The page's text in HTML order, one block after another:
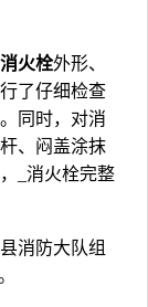
消火栓外形、
了仔细检查
同时，对消
、闷盖涂抹
_消火栓完整
消防大队组